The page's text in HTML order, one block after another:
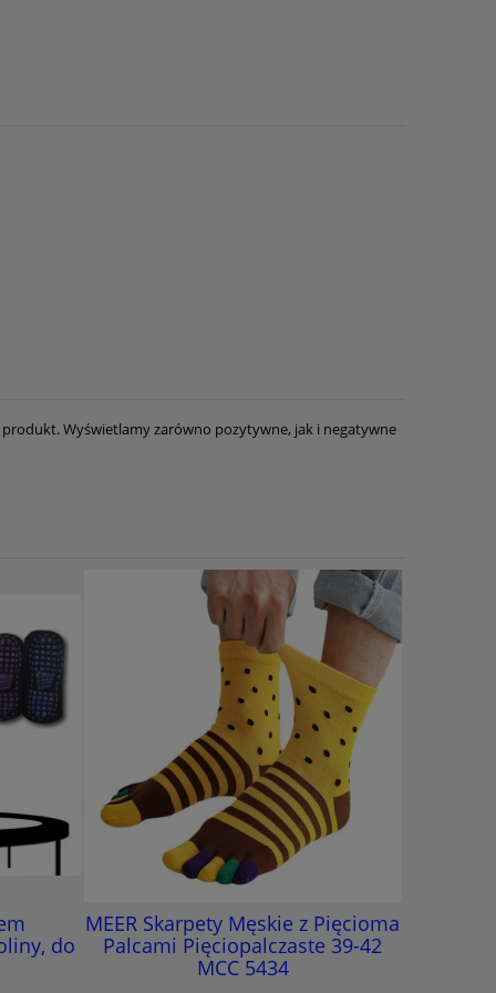
Wyświetlamy zarówno pozytywne, jak i negatywne
do
MEER Skarpety Męskie z Pięcioma
Palcami Pięciopalczaste 39-42
MCC 5434